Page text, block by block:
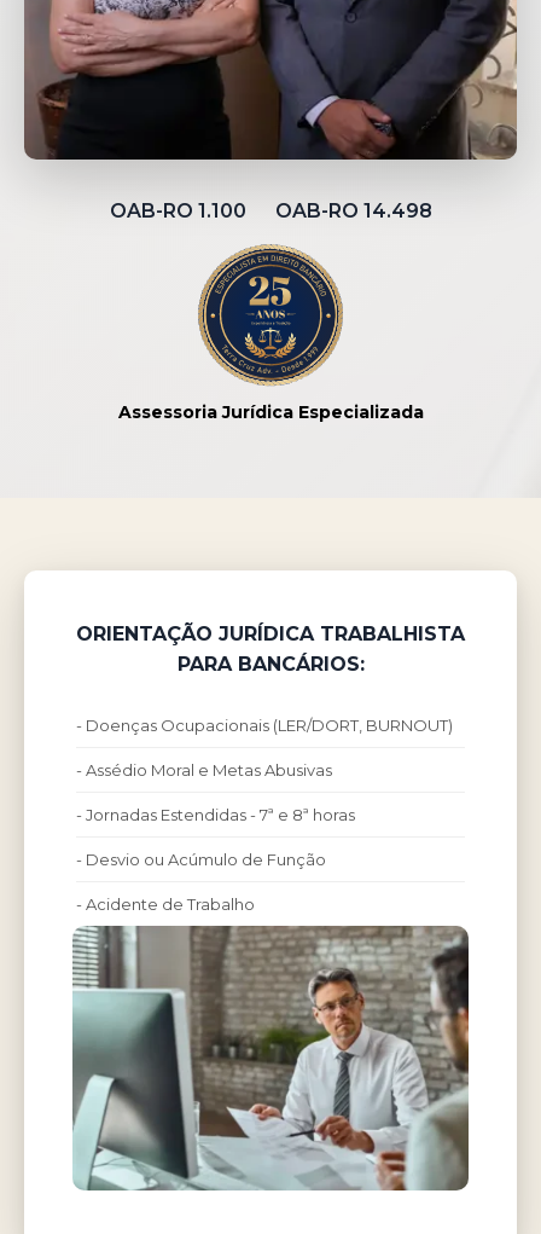
OAB-RO 1.100 OAB-RO 14.498
Assessoria Jurídica Especializada
ORIENTAÇÃO JURÍDICA TRABALHISTA
PARA BANCÁRIOS:
- Doenças Ocupacionais (LER/DORT, BURNOUT)
- Assédio Moral e Metas Abusivas
- Jornadas Estendidas - 7ª e 8ª horas
- Desvio ou Acúmulo de Função
- Acidente de Trabalho